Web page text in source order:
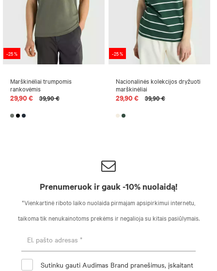
-25 %
Marškinėliai trumpomis
rankovėmis
29,90 € 39,90 €
-25 %
Nacionalinės kolekcijos dryžuoti
marškinėliai
29,90 € 39,90 €
Prenumeruok ir gauk -10% nuolaidą!
*Vienkartinė riboto laiko nuolaida pirmajam apsipirkimui internetu,
taikoma tik nenukainotoms prekėms ir negalioja su kitais pasiūlymais.
Sutinku gauti Audimas Brand pranešimus, įskaitant